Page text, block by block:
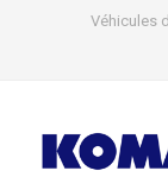
Véhicules